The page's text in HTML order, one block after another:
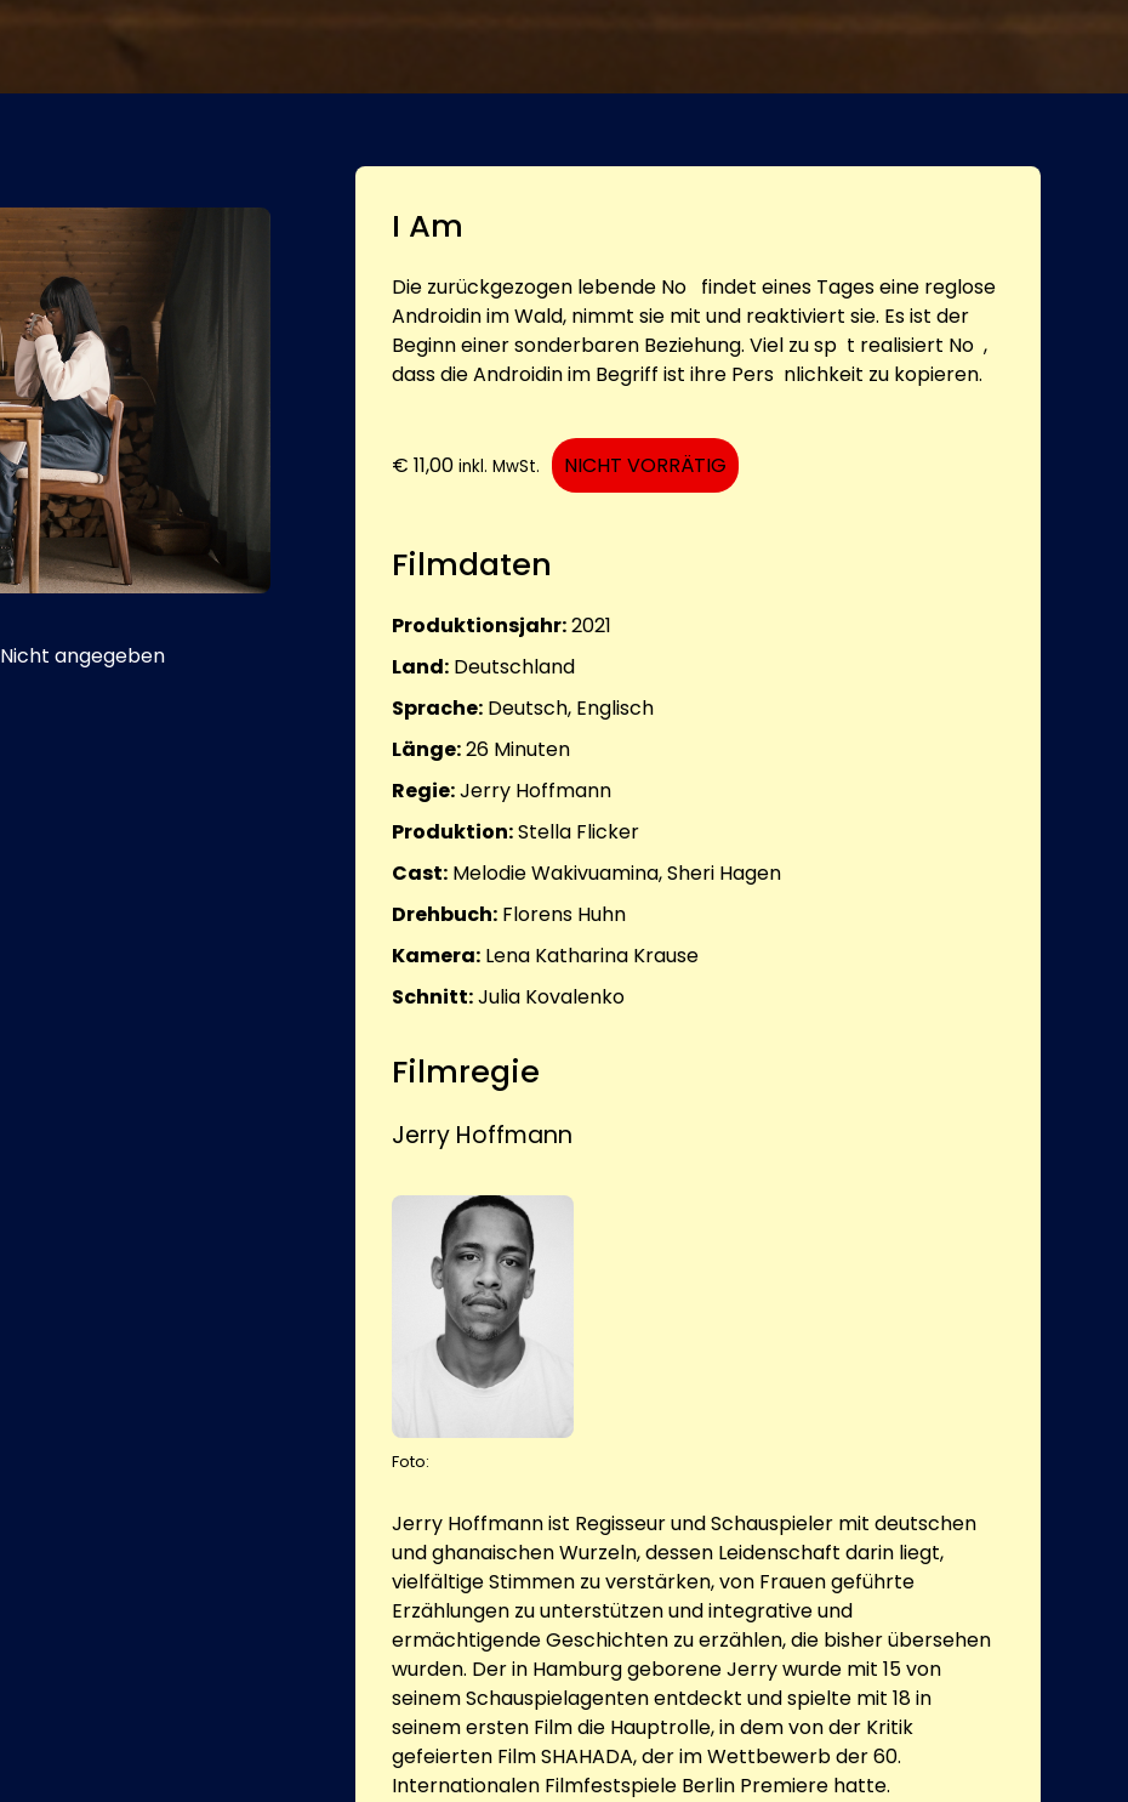
Nicht angegeben
I Am
Die zurückgezogen lebende No findet eines Tages eine reglose
Androidin im Wald, nimmt sie mit und reaktiviert sie. Es ist der
Beginn einer sonderbaren Beziehung. Viel zu sp t realisiert No ,
dass die Androidin im Begriff ist ihre Pers nlichkeit zu kopieren.
€ 11,00 inkl. MwSt. NICHT VORRÄTIG
Filmdaten
Produktionsjahr:2021
Land: Deutschland
Sprache: Deutsch, Englisch
Länge:26 Minuten
Regie:Jerry Hoffmann
Produktion:Stella Flicker
Cast: Melodie Wakivuamina, Sheri Hagen
Drehbuch: Florens Huhn
Kamera: Lena Katharina Krause
Schnitt:Julia Kovalenko
Filmregie
Jerry Hoffmann
Foto:
Jerry Hoffmann ist Regisseur und Schauspieler mit deutschen
und ghanaischen Wurzeln, dessen Leidenschaft darin liegt,
vielfältige Stimmen zu verstärken, von Frauen geführte
Erzählungen zu unterstützen und integrative und
ermächtigende Geschichten zu erzählen, die bisher übersehen
wurden. Der in Hamburg geborene Jerry wurde mit 15 von
seinem Schauspielagenten entdeckt und spielte mit 18 in
seinem ersten Film die Hauptrolle, in dem von der Kritik
gefeierten Film SHAHADA, der im Wettbewerb der 60.
Internationalen Filmfestspiele Berlin Premiere hatte.